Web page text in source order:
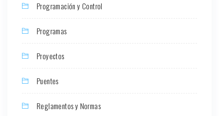
Programación y Control
Programas
Proyectos
Puentes
Reglamentos y Normas